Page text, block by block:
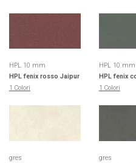
HPL 10 mm
HPL fenix rosso Jaipur
1 Colori
HPL 10 mm
HPL fenix
1 Colori
gres
gres